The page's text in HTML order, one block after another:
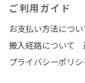
ご利用ガイド
お支払い方法につい
搬入経路について
プライバシーポリシ